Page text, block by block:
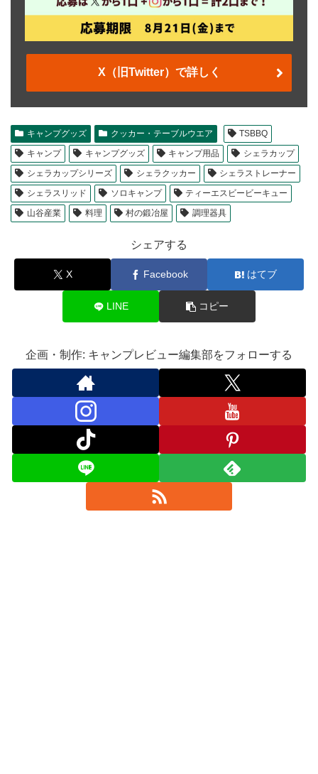
X（旧Twitter）で詳しく
キャンプグッズ クッカー・テーブルウエア
TSBBQ
キャンプ
キャンプグッズ キャンプ用品
シェラカップ
シェラカップシリーズ
シェラクッカー
シェラストレーナー
シェラスリッド
ソロキャンプ
ティーエスビービーキュー
山谷産業
料理 村の鍛冶屋 調理器具
シェアする
X Facebook はてブ
LINE コピー
企画・制作: キャンプレビュー編集部をフォローする